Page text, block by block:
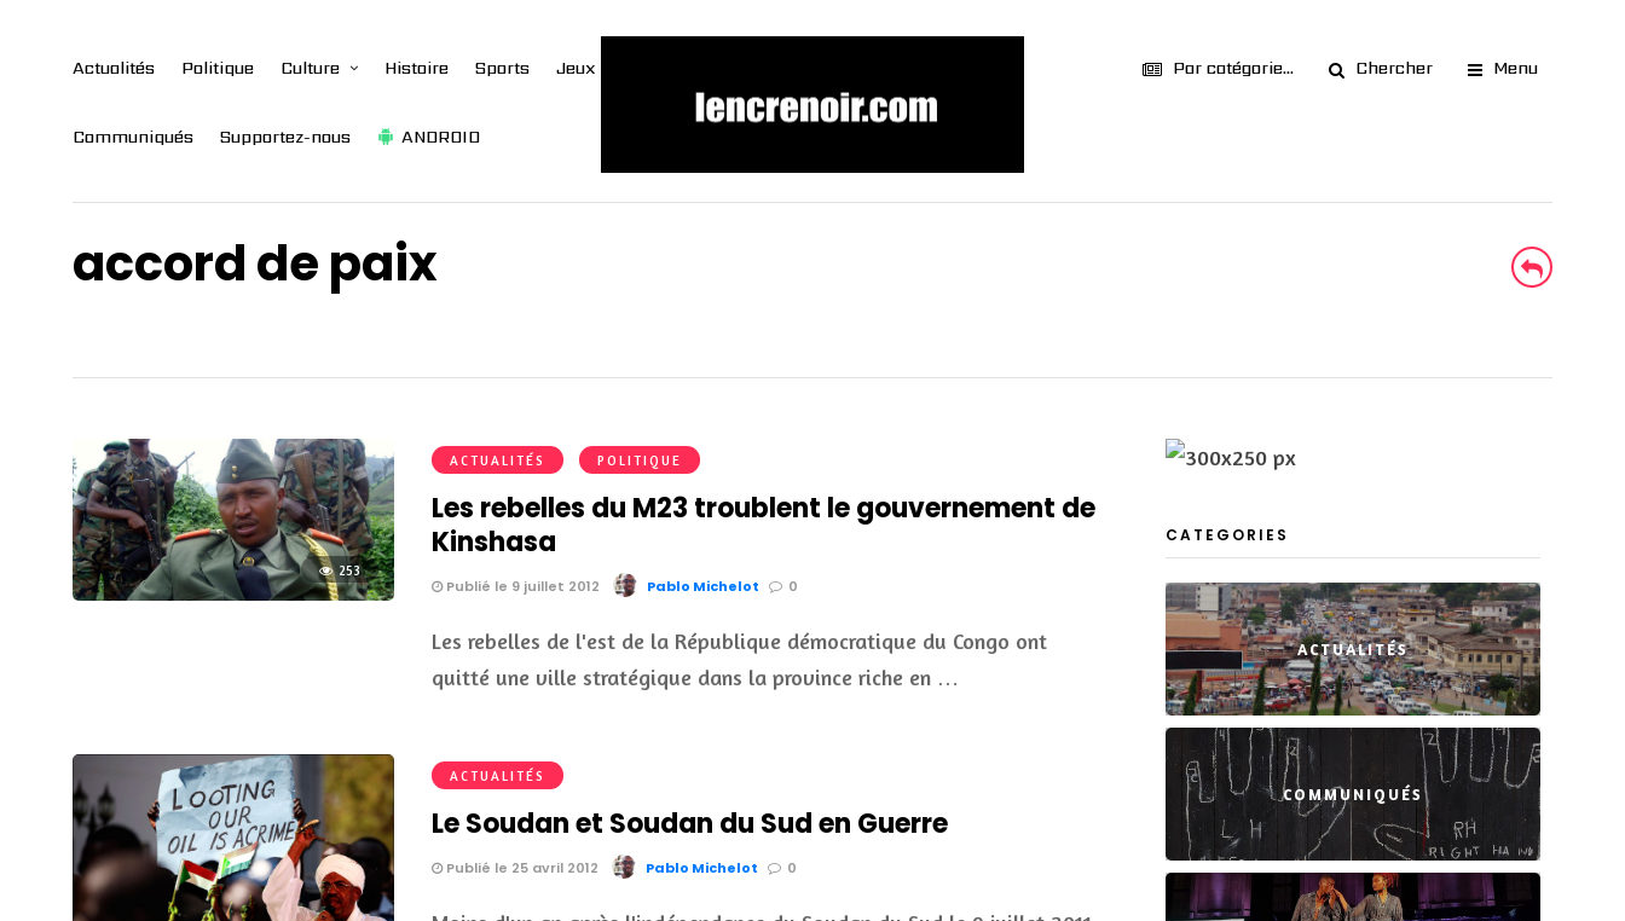
Actualités Politique Culture Histoire Sports Jeux
Communiqués Supportez-nous ANDROID
Par catégorie... Chercher Menu
accord de paix
253
ACTUALITÉS POLITIQUE
Les rebelles du M23 troublent le gouvernement de
Kinshasa
Publié le 9 juillet 2012 Pablo Michelot 0
Les rebelles de l'est de la République démocratique du Congo ont
quitté une ville stratégique dans la province riche en …
ACTUALITÉS
Le Soudan et Soudan du Sud en Guerre
Publié le 25 avril 2012 Pablo Michelot 0
CATEGORIES
ACTUALITÉS
COMMUNIQUÉS